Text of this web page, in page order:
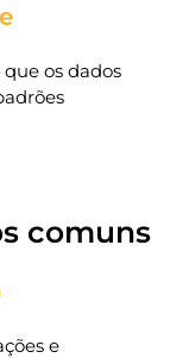
os dados
comuns
e